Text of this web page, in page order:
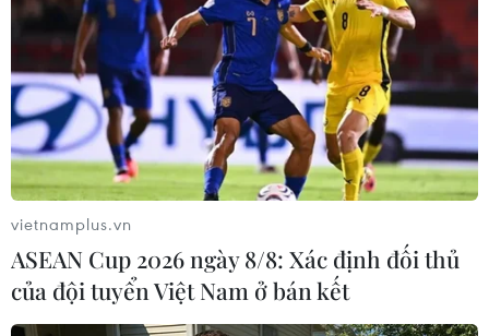
đầu thành khẩn xin lỗi
người hâm mộ xứ vạn
đảo
thẳng về Đình Bắc sau
khi tuyển Việt Nam bị
Singapore cầm hòa
vietnamplus.vn
ASEAN Cup 2026 ngày 8/8: Xác định đối thủ
của đội tuyển Việt Nam ở bán kết